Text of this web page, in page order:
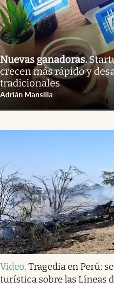
Nuevas ganadoras.
crecen más rápido y
tradicionales
Adrián Mansilla
Video. Tragedia en Perú:
turística sobre las Líneas